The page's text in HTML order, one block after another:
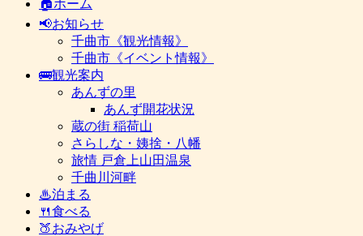
🏠ホーム
📢お知らせ
千曲市《観光情報》
千曲市《イベント情報》
🚌観光案内
あんずの里
あんず開花状況
蔵の街 稲荷山
さらしな・姨捨・八幡
旅情 戸倉上山田温泉
千曲川河畔
♨泊まる
🍴食べる
🍑おみやげ